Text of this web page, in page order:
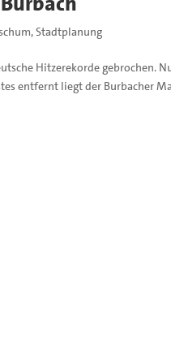
,Stadtplanung
Hitzerekorde gebrochen.
entfernt liegt der Burbacher